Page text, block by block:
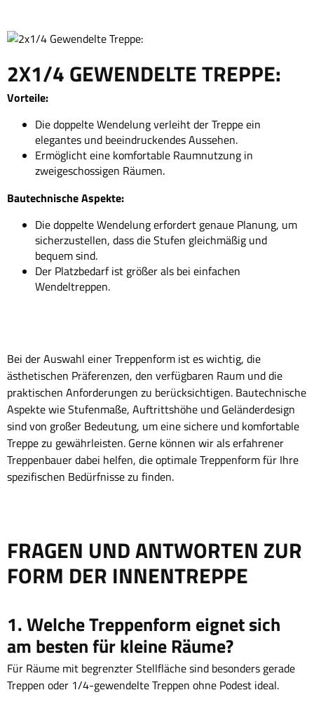
2X1/4 GEWENDELTE TREPPE:
Vorteile:
Die doppelte Wendelung verleiht der Treppe ein
elegantes und beeindruckendes Aussehen.
Ermöglicht eine komfortable Raumnutzung in
zweigeschossigen Räumen.
Bautechnische Aspekte:
Die doppelte Wendelung erfordert genaue Planung, um
sicherzustellen, dass die Stufen gleichmäßig und
bequem sind.
Der Platzbedarf ist größer als bei einfachen
Wendeltreppen.
Bei der Auswahl einer Treppenform ist es wichtig, die
ästhetischen Präferenzen, den verfügbaren Raum und die
praktischen Anforderungen zu berücksichtigen. Bautechnische
Aspekte wie Stufenmaße, Auftrittshöhe und Geländerdesign
sind von großer Bedeutung, um eine sichere und komfortable
Treppe zu gewährleisten. Gerne können wir als erfahrener
Treppenbauer dabei helfen, die optimale Treppenform für Ihre
spezifischen Bedürfnisse zu finden.
FRAGEN UND ANTWORTEN ZUR
FORM DER INNENTREPPE
1. Welche Treppenform eignet sich
am besten für kleine Räume?
Für Räume mit begrenzter Stellfläche sind besonders gerade
Treppen oder 1/4-gewendelte Treppen ohne Podest ideal.